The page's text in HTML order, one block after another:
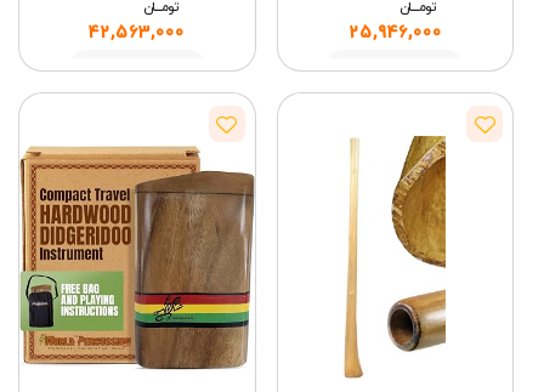
تومــــــان
25,946,000
مشاهده
تومــــــان
42,563,000
مشاهده